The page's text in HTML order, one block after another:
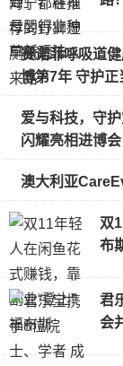
赛诺菲呼吸道
博第7年 守护正
爱与科技，守
闪耀亮相进博会
澳大利亚
双
布
君
会